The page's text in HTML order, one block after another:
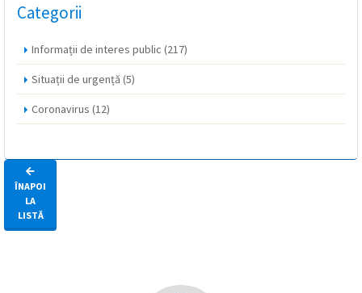
Categorii
Informații de interes public (217)
Situații de urgență (5)
Coronavirus (12)
ÎNAPOI
LA
LISTĂ